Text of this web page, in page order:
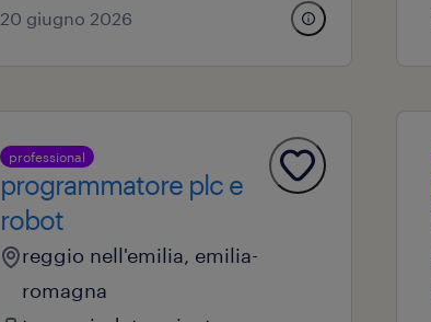
20 giugno 2026
professional
programmatore plc e
robot
reggio nell'emilia, emilia-
romagna